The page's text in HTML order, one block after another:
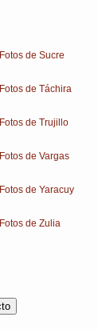
Fotos de Sucre
Fotos de Táchira
Fotos de Trujillo
Fotos de Vargas
Fotos de Yaracuy
Fotos de Zulia